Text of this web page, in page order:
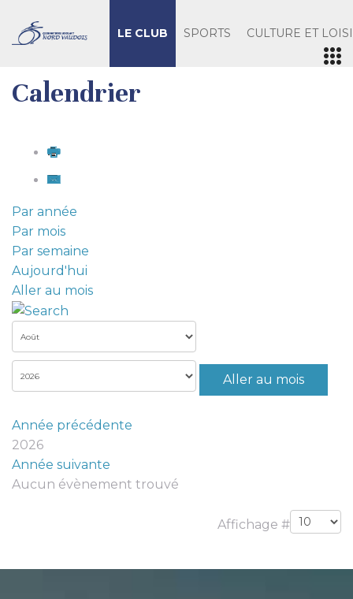
LE CLUB SPORTS CULTURE ET
Calendrier
Par année
Par mois
Par semaine
Aujourd'hui
Aller au mois
Aller au mois
Année précédente
2026
Année suivante
Aucun évènement trouvé
Affichage #